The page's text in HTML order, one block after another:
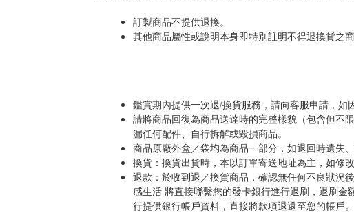
訂製商品不提供退換。
其他商品屬性或說明本身即特別註明不得退換貨之商
鑑賞期內提供一次退/換貨服務，請向客服申請，如
請將商品回復為商品送達時的完整樣貌（包含但不
漏任何配件、自行拆解或毀損商品。
商品原廠外盒／袋均為商品一部分，如退回時遺失
換貨：換貨出貨時，本以訂單寄送地址為主，如修
退款：於收到退／換貨商品，確認無任何不良狀況
感生活 將直接聯繫您的發卡銀行進行退刷，退刷
行提供銀行帳戶資料，直接將款項退還至您的帳戶。